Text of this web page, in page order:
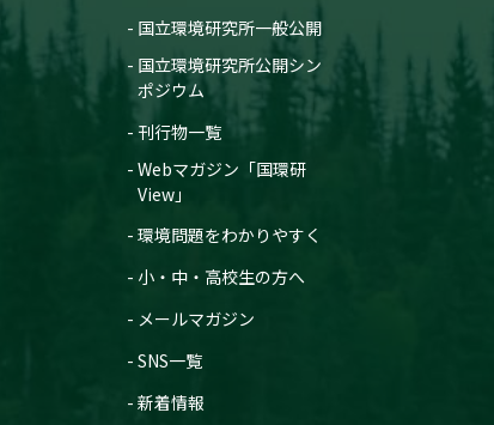
国立環境研究所一般公開
国立環境研究所公開シン
ポジウム
刊行物一覧
Webマガジン「国環研
View」
環境問題をわかりやすく
小・中・高校生の方へ
メールマガジン
SNS一覧
新着情報